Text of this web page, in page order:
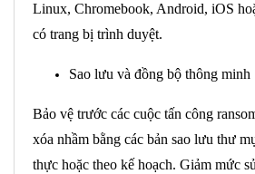
Linux, Chromebook, Android, iOS
có trang bị trình duyệt.
Sao lưu và đồng bộ thông minh
Bảo vệ trước các cuộc tấn công
xóa nhầm bằng các bản sao lưu thư
thực hoặc theo kế hoạch. Giảm mức